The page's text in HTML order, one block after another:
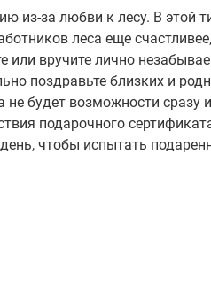
из-за любви к лесу. В этой
леса еще
или вручите лично
поздравьте близких и
не будет возможности
подарочного
чтобы испытать